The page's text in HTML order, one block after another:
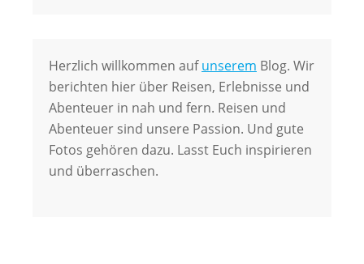
Herzlich willkommen aufunserem Blog. Wir
berichten hier über Reisen, Erlebnisse und
Abenteuer in nah und fern. Reisen und
Abenteuer sind unsere Passion. Und gute
Fotos gehören dazu. Lasst Euch inspirieren
und überraschen.